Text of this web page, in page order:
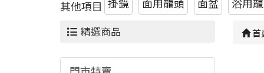
其他項目
精選商品 首